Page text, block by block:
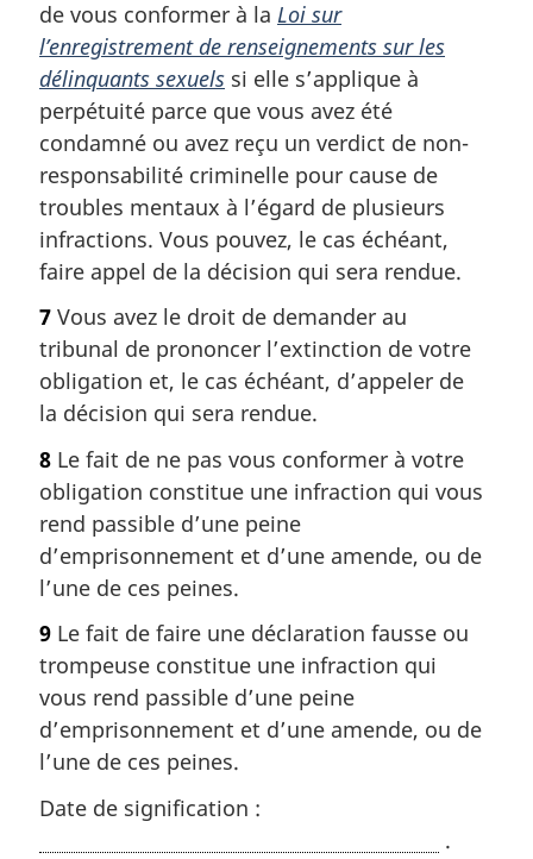
de vous conformer à la Loi sur
l’enregistrement de renseignements sur les
délinquants sexuels si elle s’applique à
perpétuité parce que vous avez été
condamné ou avez reçu un verdict de non-
responsabilité criminelle pour cause de
troubles mentaux à l’égard de plusieurs
infractions. Vous pouvez, le cas échéant,
faire appel de la décision qui sera rendue.
7 Vous avez le droit de demander au
tribunal de prononcer l’extinction de votre
obligation et, le cas échéant, d’appeler de
la décision qui sera rendue.
8 Le fait de ne pas vous conformer à votre
obligation constitue une infraction qui vous
rend passible d’une peine
d’emprisonnement et d’une amende, ou de
l’une de ces peines.
9 Le fait de faire une déclaration fausse ou
trompeuse constitue une infraction qui
vous rend passible d’une peine
d’emprisonnement et d’une amende, ou de
l’une de ces peines.
Date de signification :
.